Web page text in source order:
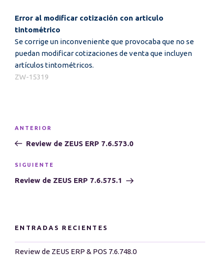
Error al modificar cotización con articulo
tintométrico
Se corrige un inconveniente que provocaba que no se
puedan modificar cotizaciones de venta que incluyen
artículos tintométricos.
ZW-15319
entradas
Entrada
anterior:
ANTERIOR
Review de ZEUS ERP 7.6.573.0
Siguiente
entrada
SIGUIENTE
Review de ZEUS ERP 7.6.575.1
ENTRADAS RECIENTES
Review de ZEUS ERP & POS 7.6.748.0